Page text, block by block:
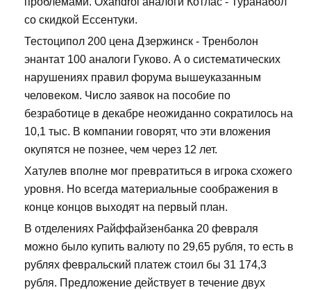
со скидкой Ессентуки.
Тестоципол 200 цена Дзержинск - Тренболон
энантат 100 аналоги Гуково. А о систематических
нарушениях правил форума вышеуказанным
человеком. Число заявок на пособие по
безработице в декабре неожиданно сократилось на
10,1 тыс. В компании говорят, что эти вложения
окупятся не познее, чем через 12 лет.
Хатулев вполне мог превратиться в игрока схожего
уровня. Но всегда материальные соображения в
конце концов выходят на первый план.
В отделениях Райффайзенбанка 20 февраля
можно было купить валюту по 29,65 рубля, то есть в
рублях февральский платеж стоил бы 31 174,3
рубля. Предложение действует в течение двух